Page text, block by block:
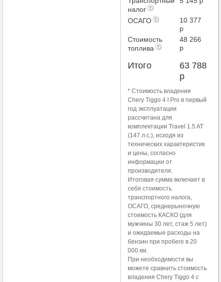
налог
ОСАГО
10 377
р
Стоимость
топлива
48 266
р
Итого
63 788
р
* Стоимость владения
Chery Tiggo 4 I Pro в первый
год эксплуатации
рассчитана для
комплектации Travel 1.5 AT
(147 л.с.), исходя из
технических характеристик
и цены, согласно
информации от
производителя.
Итоговая сумма включает в
себя стоимость
транспортного налога,
ОСАГО, среднерыночную
стоимость КАСКО (для
мужчины 30 лет, стаж 5 лет)
и ожидаемые расходы на
бензин при пробеге в 20
000 км.
При необходимости вы
можете сравнить стоимость
владения Chery Tiggo 4 с